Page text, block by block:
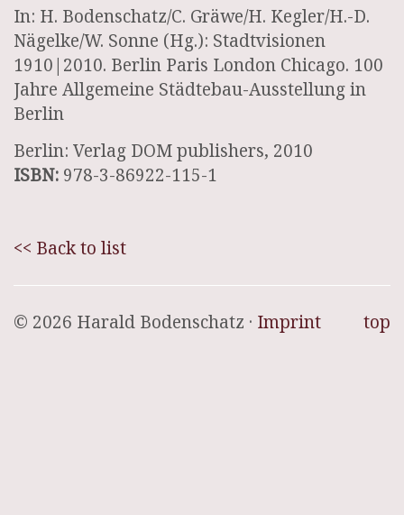
In: H. Bodenschatz/C. Gräwe/H. Kegler/H.-D.
Nägelke/W. Sonne (Hg.): Stadtvisionen
1910|2010. Berlin Paris London Chicago. 100
Jahre Allgemeine Städtebau-Ausstellung in
Berlin
Berlin: Verlag DOM publishers, 2010
ISBN: 978-3-86922-115-1
<< Back to list
top
© 2026 Harald Bodenschatz · Imprint